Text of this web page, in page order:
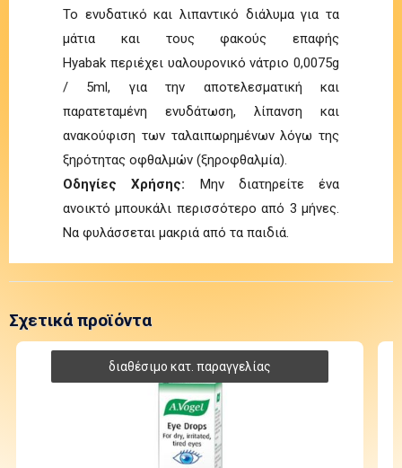
Το ενυδατικό και λιπαντικό διάλυμα για τα
μάτια και τους φακούς επαφής
Hyabak περιέχει υαλουρονικό νάτριο 0,0075g
/ 5ml, για την αποτελεσματική και
παρατεταμένη ενυδάτωση, λίπανση και
ανακούφιση των ταλαιπωρημένων λόγω της
ξηρότητας οφθαλμών (ξηροφθαλμία).
Οδηγίες Χρήσης:
Μην διατηρείτε ένα
ανοικτό μπουκάλι περισσότερο από 3 μήνες.
Να φυλάσσεται μακριά από τα παιδιά.
Σχετικά προϊόντα